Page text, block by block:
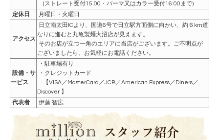
(ストレート受付15:00・パーマ又はカラー受付16:00まで)
定休日
月曜日・火曜日
アクセス
日立南太田ICより、国道6号で日立駅方面側に向かい、約６km道
なりに進むと丸亀製麺大沼店が見えます。
そのお店が立つ一角のエリアに当店がございます。ご不明点が
ございましたら、お気軽にお電話ください。
設備・サ
ービス
・駐車場有り
・クレジットカード
【VISA／MasterCard／JCB／American Express／Diners／
Discover 】
代表者
伊藤 智広